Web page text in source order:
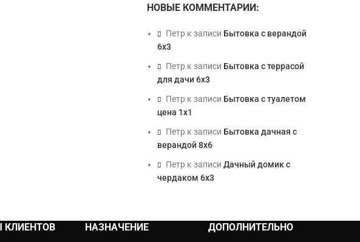
НОВЫЕ КОММЕНТАРИИ:
Петр к записи Бытовка с верандой
6х3
Петр к записи Бытовка с террасой
для дачи 6х3
Петр к записи Бытовка с туалетом
цена 1х1
Петр к записи Бытовка дачная с
верандой 8х6
Петр к записи Дачный домик с
чердаком 6х3
КЛИЕНТОВ НАЗНАЧЕНИЕ ДОПОЛНИТЕЛЬНО